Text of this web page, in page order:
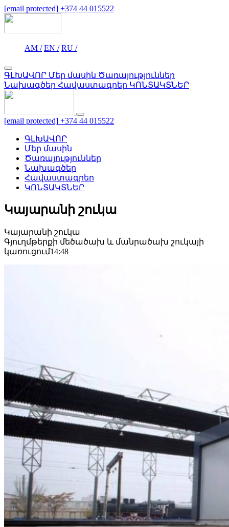
[email protected] +374 44 015522
AM / EN / RU /
ԳԼԽԱՎՈՐ Մեր մասին Ծառայություններ
Նախագծեր Հավաստագրեր ԿՈՆՏԱԿՏՆԵՐ
[email protected] +374 44 015522
ԳԼԽԱՎՈՐ
Մեր մասին
Ծառայություններ
Նախագծեր
Հավաստագրեր
ԿՈՆՏԱԿՏՆԵՐ
Կայարանի շուկա
Կայարանի շուկա
Գյուղմթերքի մեծածախ և մանրածախ շուկայի
կառուցում14:48